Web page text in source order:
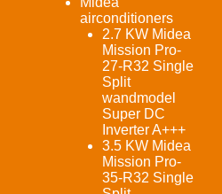
airconditioners
2.7 KW Midea
Mission Pro-
27-R32 Single
Split
wandmodel
Super DC
Inverter A+++
3.5 KW Midea
Mission Pro-
35-R32 Single